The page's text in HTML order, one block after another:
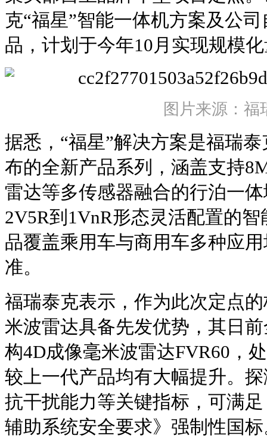
克“福星”智能一体机方案及公
品，计划于今年10月实现规模
图片来源：福
据悉，“福星”解决方案是福瑞
布的全新产品系列，涵盖支持
雷达等多传感器融合的行泊一
2V5R到1VnR形态灵活配置的
品覆盖乘用车与商用车多种应
准。
福瑞泰克表示，作为此次定点
米波雷达具备先发优势，其日
构4D成像毫米波雷达FVR60，
较上一代产品均有大幅提升。
抗干扰能力等关键指标，可满
辅助系统安全要求》强制性国